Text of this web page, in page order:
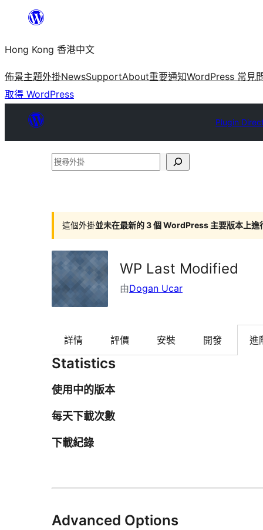
主
要
內
容
Hong Kong 香港中文
佈景主題外掛NewsSupportAbout重要通知WordPress 常見
取得 WordPress
Plugin
搜
掛
這個外掛並未在最新的 3 個 WordPress 主要版本上進
WP Last Modified
由Dogan Ucar
詳情 評價 安裝 開發 進
Statistics
使用中的版本
每天下載次數
下載紀錄
Advanced Options